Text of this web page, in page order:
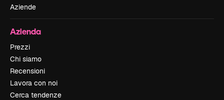
Aziende
Azienda
Prezzi
Chi siamo
Recensioni
Lavora con noi
Cerca tendenze